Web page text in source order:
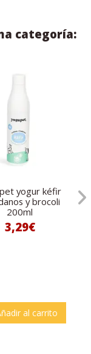
categoría:
yogur kéfir
y brocoli
200ml
3,29€
al carrito